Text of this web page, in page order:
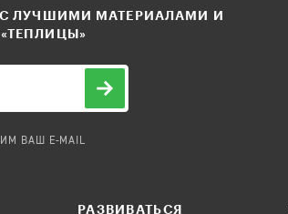
ЛУЧШИМИ МАТЕРИАЛАМИ И
ВАШ E-MAIL
РАЗВИВАТЬСЯ